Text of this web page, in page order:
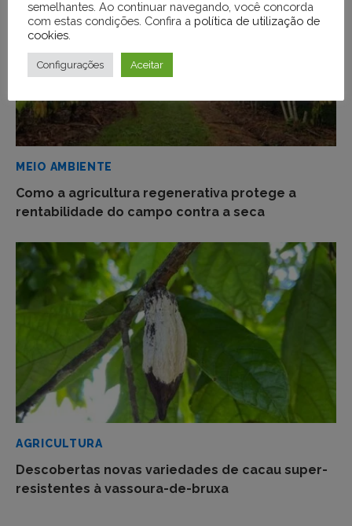
MEIO AMBIENTE
Como a agricultura regenerativa protege a
rentabilidade do campo contra a seca
AGRICULTURA
Descobertas novas variedades de cacau super-
resistentes à vassoura-de-bruxa
semelhantes. Ao continuar navegando, você concorda
com estas condições. Confira a política de utilização de
cookies
Configurações Aceitar